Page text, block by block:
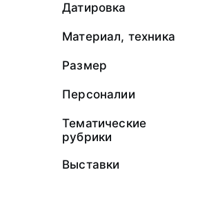
Датировка
Материал, техника
Размер
Персоналии
Тематические
рубрики
Выставки